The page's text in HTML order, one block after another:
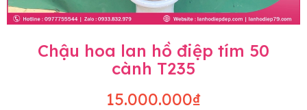
Chậu hoa lan hồ điệp tím 50
cành T235
15.000.000₫